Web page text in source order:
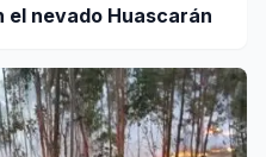
nevado Huascarán